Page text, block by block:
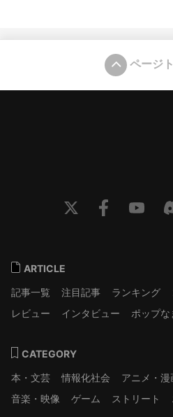
ページ
ARTICLE
記事一覧
注目記事 ランキング
レビュー
インタビュー ポップ
CATEGORY
本・文芸
情報化社会 アニメ・漫
音楽・映像
ゲーム ストリート